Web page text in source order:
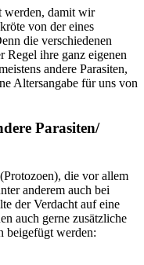
werden, damit wir
von der eines
die verschiedenen
Regel ihre ganz eigenen
andere Parasiten,
Altersangabe für uns von
Parasiten/
die vor allem
anderem auch bei
der Verdacht auf eine
auch gerne zusätzliche
beigefügt werden: